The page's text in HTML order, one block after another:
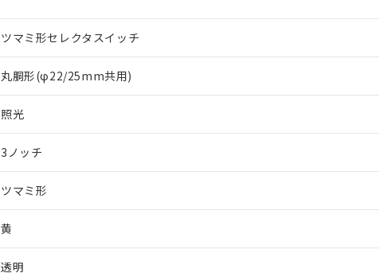
ツマミ形セレクタスイッチ
丸胴形(φ22/25mm共用)
照光
3ノッチ
ツマミ形
黄
透明